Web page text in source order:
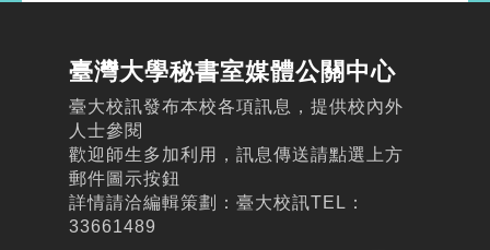
臺灣大學秘書室媒體公關中心
臺大校訊發布本校各項訊息，提供校內外
人士參閱
歡迎師生多加利用，訊息傳送請點選上方
郵件圖示按鈕
詳情請洽編輯策劃：臺大校訊TEL：
33661489